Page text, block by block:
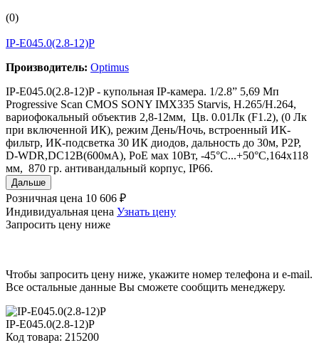
(0)
IP-E045.0(2.8-12)P
Производитель: Optimus
IP-E045.0(2.8-12)P - купольная IP-камера. 1/2.8” 5,69 Мп
Progressive Scan CMOS SONY IMX335 Starvis, H.265/H.264,
вариофокальный объектив 2,8-12мм, Цв. 0.01Лк (F1.2), (0 Лк
при включенной ИК), режим День/Ночь, встроенный ИК-
фильтр, ИК-подсветка 30 ИК диодов, дальность до 30м, P2P,
D-WDR,DC12В(600мА), PoE мах 10Вт, -45°С...+50°С,164х118
мм, 870 гр. антивандальный корпус, IР66.
Дальше
Розничная цена 10 606 ₽
Индивидуальная цена Узнать цену
Запросить цену ниже
Чтобы запросить цену ниже, укажите номер телефона и e-mail.
Все остальные данные Вы сможете сообщить менеджеру.
IP-E045.0(2.8-12)P
Код товара: 215200